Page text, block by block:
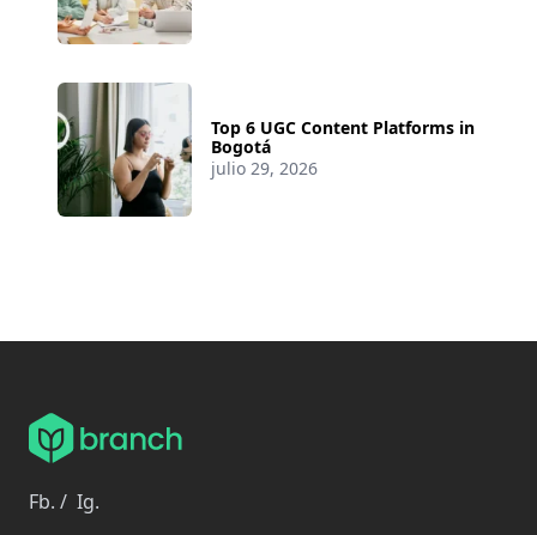
Top 6 UGC Content Platforms in
Bogotá
julio 29, 2026
Fb. / Ig.